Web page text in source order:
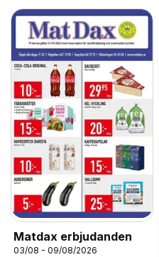
Matdax erbjudanden
03/08 - 09/08/2026